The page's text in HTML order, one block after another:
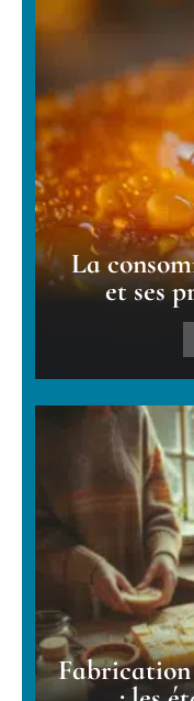
La
et ses
Fabrication